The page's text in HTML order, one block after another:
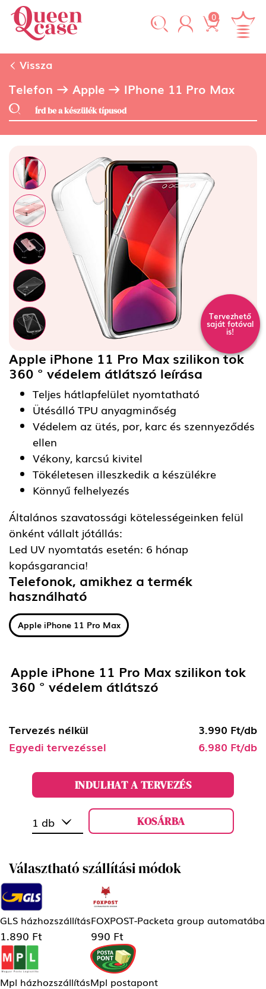
0
Vissza
Telefon Apple IPhone 11 Pro Max
Tervezhető
saját fotóval
is!
Apple iPhone 11 Pro Max szilikon tok
360 ° védelem átlátszó leírása
Teljes hátlapfelület nyomtatható
Ütésálló TPU anyagminőség
Védelem az ütés, por, karc és szennyeződés
ellen
Vékony, karcsú kivitel
Tökéletesen illeszkedik a készülékre
Könnyű felhelyezés
Általános szavatossági kötelességeinken felül
önként vállalt jótállás:
Led UV nyomtatás esetén: 6 hónap
kopásgarancia!
Telefonok, amikhez a termék
használható
Apple iPhone 11 Pro Max
Apple iPhone 11 Pro Max szilikon tok
360 ° védelem átlátszó
Tervezés nélkül
3.990 Ft/db
Egyedi tervezéssel
6.980 Ft/db
INDULHAT A TERVEZÉS
1 db KOSÁRBA
Választható szállítási módok
GLS házhozszállítás
1.890 Ft
FOXPOST-Packeta group automatába
990 Ft
Mpl házhozszállításMpl postapont